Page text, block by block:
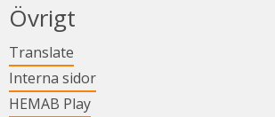
Övrigt
Translate
Interna sidorLänk till annan webbplats.
HEMAB PlayLänk till annan webbplats.